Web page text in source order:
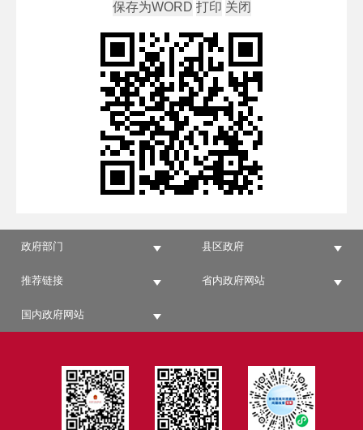
政府部门 县区政府
推荐链接 省内政府网站
国内政府网站